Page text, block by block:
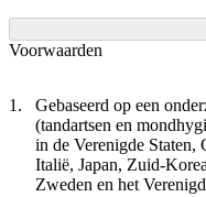
Voorwaarden
Gebaseerd op een
(tandartsen en
in de Verenigde
Italië, Japan, Zuid-
Zweden en het